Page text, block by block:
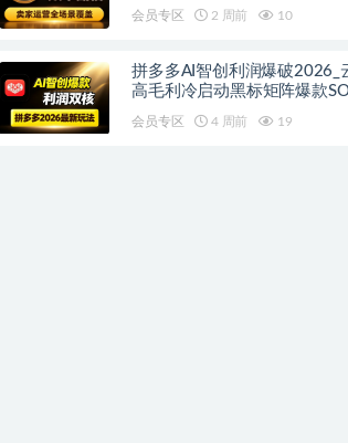
会员专区 2 周前 10
拼多多AI智创利润爆破2026_
高毛利冷启动黑标矩阵爆款
会员专区 4 周前 19